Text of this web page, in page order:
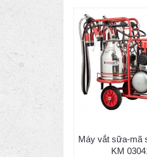
Máy vắt sữa-mã
KM